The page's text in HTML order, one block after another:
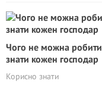
Чого не можна робити
знати кожен господар
Корисно знати